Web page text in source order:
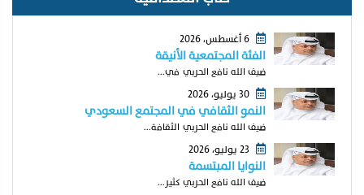
6 أغسطس، 2026
الفئة المجتمعية الأنيقة
ضيف الله نافع الحربي في...
30 يوليو، 2026
النمو الثقافي في المجتمع السعودي
ضيف الله نافع الحربي الثقافة...
النوايا المبتسمة
ضيف الله نافع الحربي كثير...